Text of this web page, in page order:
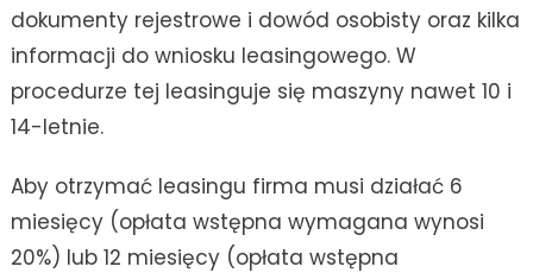
dokumenty rejestrowe i dowód osobisty oraz kilka
informacji do wniosku leasingowego. W
procedurze tej leasinguje się maszyny nawet 10 i
14-letnie.
Aby otrzymać leasingu firma musi działać 6
miesięcy (opłata wstępna wymagana wynosi
20%) lub 12 miesięcy (opłata wstępna